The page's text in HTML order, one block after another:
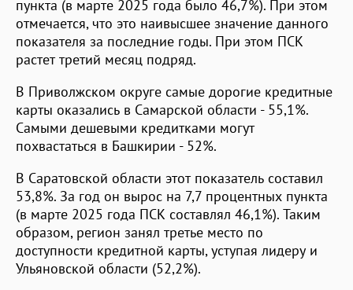
пункта (в марте 2025 года было 46,7%). При этом
отмечается, что это наивысшее значение данного
показателя за последние годы. При этом ПСК
растет третий месяц подряд.
В Приволжском округе самые дорогие кредитные
карты оказались в Самарской области - 55,1%.
Самыми дешевыми кредитками могут
похвастаться в Башкирии - 52%.
В Саратовской области этот показатель составил
53,8%. За год он вырос на 7,7 процентных пункта
(в марте 2025 года ПСК составлял 46,1%). Таким
образом, регион занял третье место по
доступности кредитной карты, уступая лидеру и
Ульяновской области (52,2%).